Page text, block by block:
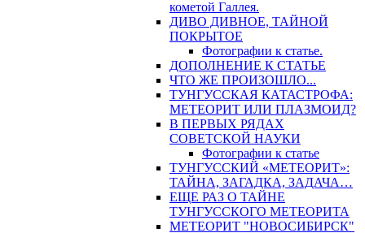
кометой Галлея.
ДИВО ДИВНОЕ, ТАЙНОЙ
ПОКРЫТОЕ
Фотографии к статье.
ДОПОЛНЕНИЕ К СТАТЬЕ
ЧТО ЖЕ ПРОИЗОШЛО...
ТУНГУССКАЯ КАТАСТРОФА:
МЕТЕОРИТ ИЛИ ПЛАЗМОИД?
В ПЕРВЫХ РЯДАХ
СОВЕТСКОЙ НАУКИ
Фотографии к статье
ТУНГУССКИЙ «МЕТЕОРИТ»:
ТАЙНА, ЗАГАДКА, ЗАДАЧА…
ЕЩЕ РАЗ О ТАЙНЕ
ТУНГУССКОГО МЕТЕОРИТА
МЕТЕОРИТ "НОВОСИБИРСК"